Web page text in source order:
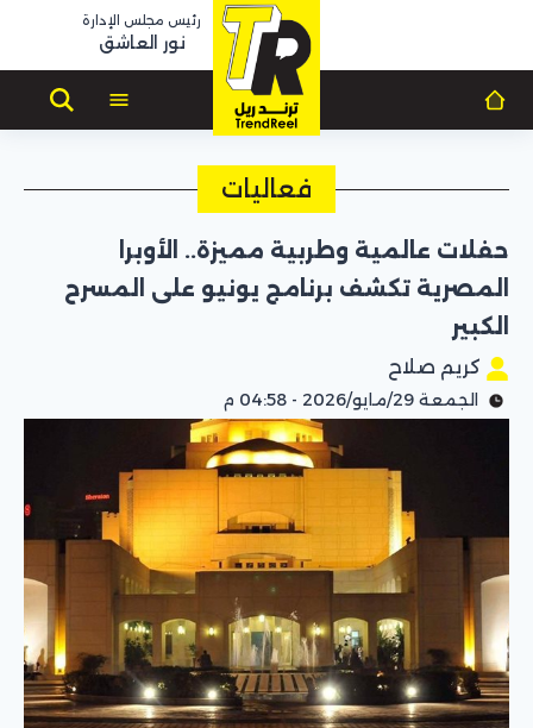
رئيس مجلس الإدارة
نور العاشق
فعاليات
حفلات عالمية وطربية مميزة.. الأوبرا
المصرية تكشف برنامج يونيو على المسرح
الكبير
كريم صلاح
الجمعة 29/مايو/2026 - 04:58 م